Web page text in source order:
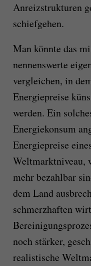
Anreizstrukturen
schiefgehen.
Man könnte das
nennenswerte
vergleichen, in
Energiepreise
werden. Ein
Energiekonsum
Energiepreise
Weltmarktniveau,
mehr bezahlbar
dem Land
schmerzhaften
noch stärker,
realistische